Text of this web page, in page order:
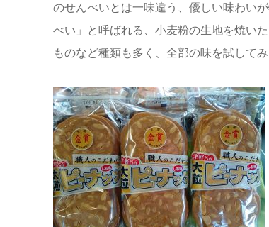
のせんべいとは一味違う、優しい味わい
べい」と呼ばれる、小麦粉の生地を焼い
ものなど種類も多く、全部の味を試してみ